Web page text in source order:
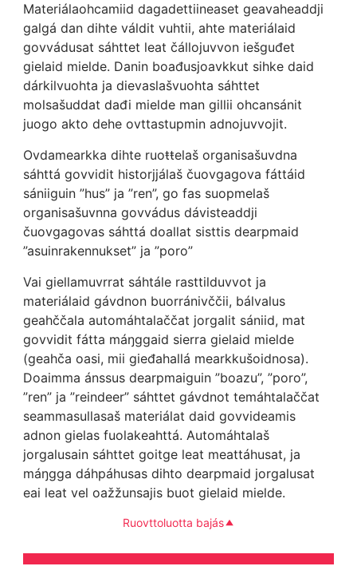
Materiálaohcamiid dagadettiineaset geavaheaddji
galgá dan dihte váldit vuhtii, ahte materiálaid
govvádusat sáhttet leat čállojuvvon iešguđet
gielaid mielde. Danin boađusjoavkkut sihke daid
dárkilvuohta ja dievaslašvuohta sáhttet
molsašuddat dađi mielde man gillii ohcansánit
juogo akto dehe ovttastupmin adnojuvvojit.
Ovdamearkka dihte ruoŧŧelaš organisašuvdna
sáhttá govvidit historjjálaš čuovgagova fáttáid
sániiguin ”hus” ja ”ren”, go fas suopmelaš
organisašuvnna govvádus dávisteaddji
čuovgagovas sáhttá doallat sisttis dearpmaid
”asuinrakennukset” ja ”poro”
Vai giellamuvrrat sáhtále rasttilduvvot ja
materiálaid gávdnon buorránivččii, bálvalus
geahččala automáhtalaččat jorgalit sániid, mat
govvidit fátta máŋggaid sierra gielaid mielde
(geahča oasi, mii gieđahallá mearkkušoidnosa).
Doaimma ánssus dearpmaiguin ”boazu”, ”poro”,
”ren” ja ”reindeer” sáhttet gávdnot temáhtalaččat
seammasullasaš materiálat daid govvideamis
adnon gielas fuolakeahttá. Automáhtalaš
jorgalusain sáhttet goitge leat meattáhusat, ja
máŋgga dáhpáhusas dihto dearpmaid jorgalusat
eai leat vel oažžunsajis buot gielaid mielde.
Ruovttoluotta bajás